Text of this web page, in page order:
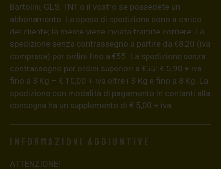
Bartolini, GLS, TNT o il vostro se possedete un
abbonamento. Le spese di spedizione sono a carico
del cliente; la merce viene inviata tramite corriere. La
spedizione senza contrassegno a partire da €8,20 (iva
compresa) per ordini fino a €55. La spedizione senza
contrassegno per ordini superiori a €55: € 5,90 + iva
fino a 3 Kg – € 10,00 + iva oltre i 3 Kg e fino a 8 Kg. La
spedizione con modalità di pagamento in contanti alla
consegna ha un supplemento di € 5,00 + iva.
Informazioni aggiuntive
ATTENZIONE!